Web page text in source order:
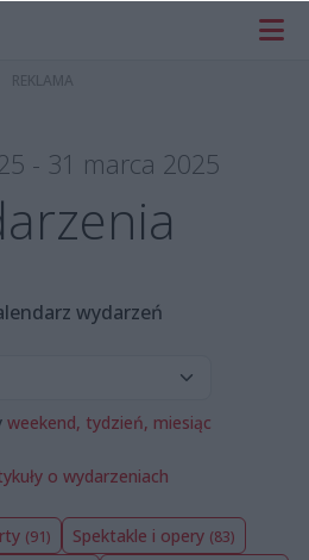
- 31 marca 2025
wydarzeń
weekend, tydzień, miesiąc
o wydarzeniach
(91) Spektakle i opery (83)